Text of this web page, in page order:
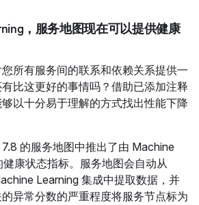
，服务地图现在可以提供健康
所有服务间的联系和依赖关系提供一
比这更好的事情吗？借助已添加注释
以十分易于理解的方式找出性能下降
的服务地图中推出了由 Machine
康状态指标。服务地图会自动从
Learning 集成中提取数据，并
异常分数的严重程度将服务节点标为